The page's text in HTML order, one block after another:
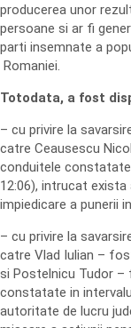
producerea unor
persoane si ar fi
parti insemnate a
Romaniei.
Totodata, a fost
– cu privire la
catre Ceausescu
conduitele constatate
12:06), intrucat
impiedicare a punerii
– cu privire la
catre Vlad Iulian –
si Postelnicu Tudor
constatate in
autoritate de lucru